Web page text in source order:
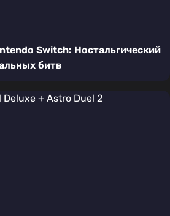
Switch: Ностальгический
битв